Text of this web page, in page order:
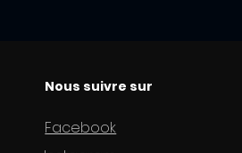
Nous suivre sur
Facebook